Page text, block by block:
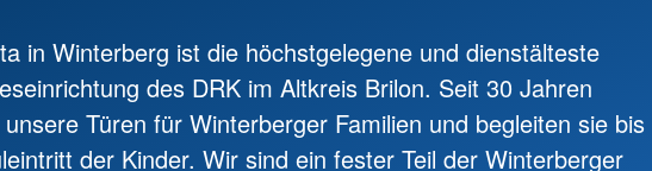
in Winterberg ist die höchstgelegene und dienstälteste
des DRK im Altkreis Brilon. Seit 30 Jahren
Türen für Winterberger Familien und begleiten sie bis
der Kinder. Wir sind ein fester Teil der Winterberger